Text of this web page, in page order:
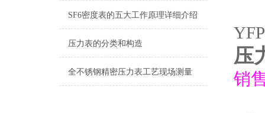
SF6密度表的五大工作原理详细介绍
压力表的分类和构造
全不锈钢精密压力表工艺现场测量
压
销